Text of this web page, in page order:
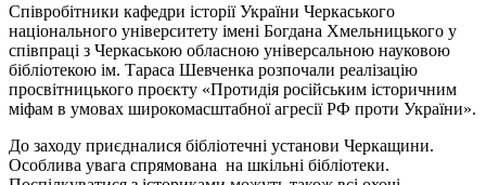
Співробітники кафедри історії України Черкаського
національного університету імені Богдана Хмельницького у
співпраці з Черкаською обласною універсальною науковою
бібліотекою ім. Тараса Шевченка розпочали реалізацію
просвітницького проєкту «Протидія російським історичним
міфам в умовах широкомасштабної агресії РФ проти України».
До заходу приєдналися бібліотечні установи Черкащини.
Особлива увага спрямована на шкільні бібліотеки.